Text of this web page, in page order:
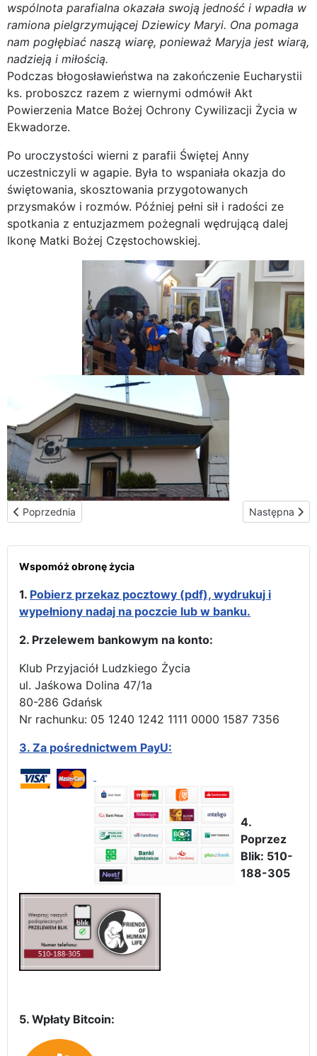
wspólnota parafialna okazała swoją jedność i wpadła w
ramiona pielgrzymującej Dziewicy Maryi. Ona pomaga
nam pogłębiać naszą wiarę, ponieważ Maryja jest wiarą,
nadzieją i miłością.
Podczas błogosławieństwa na zakończenie Eucharystii
ks. proboszcz razem z wiernymi odmówił Akt
Powierzenia Matce Bożej Ochrony Cywilizacji Życia w
Ekwadorze.
Po uroczystości wierni z parafii Świętej Anny
uczestniczyli w agapie. Była to wspaniała okazja do
świętowania, skosztowania przygotowanych
przysmaków i rozmów. Później pełni sił i radości ze
spotkania z entuzjazmem pożegnali wędrującą dalej
Ikonę Matki Bożej Częstochowskiej.
Poprzednia strona: Powitanie Pielgrzymującej Dziewicy Maryi
Poprzednia Następna
Następna
Wspomóż obronę życia
1. Pobierz przekaz pocztowy (pdf), wydrukuj i
wypełniony nadaj na poczcie lub w banku.
2. Przelewem bankowym na konto:
Klub Przyjaciół Ludzkiego Życia
ul. Jaśkowa Dolina 47/1a
80-286 Gdańsk
Nr rachunku: 05 1240 1242 1111 0000 1587 7356
3. Za pośrednictwem PayU:
4.
Poprzez
Blik: 510-
188-305
5. Wpłaty Bitcoin: